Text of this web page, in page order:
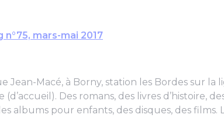
mars-mai 2017
Jean-Macé, à Borny, station les Bordes sur la
(d’accueil). Des romans, des livres d’histoire,
albums pour enfants, des disques, des films.